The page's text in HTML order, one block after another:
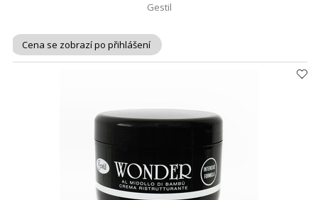
Gestil
Cena se zobrazí po přihlášení